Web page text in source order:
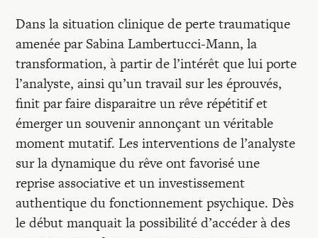
Dans la situation clinique de perte traumatique
amenée par Sabina Lambertucci-Mann, la
transformation, à partir de l’intérêt que lui porte
l’analyste, ainsi qu’un travail sur les éprouvés,
finit par faire disparaitre un rêve répétitif et
émerger un souvenir annonçant un véritable
moment mutatif. Les interventions de l’analyste
sur la dynamique du rêve ont favorisé une
reprise associative et un investissement
authentique du fonctionnement psychique. Dès
le début manquait la possibilité d’accéder à des